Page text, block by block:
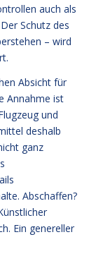
auch als
Schutz des
– wird
Absicht für
Annahme ist
und
deshalb
ganz
Abschaffen?
Ein genereller